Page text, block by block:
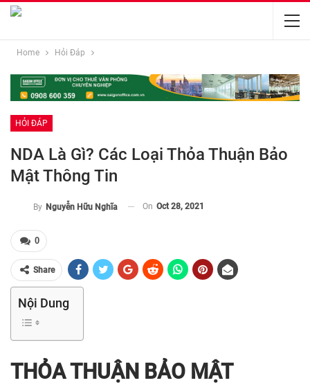
Home Hỏi Đáp
HỎI ĐÁP
NDA Là Gì? Các Loại Thỏa Thuận Bảo
Mật Thông Tin
By Nguyễn Hữu Nghĩa On Oct 28, 2021
0
Share
Nội Dung
THỎA THUẬN BẢO MẬT